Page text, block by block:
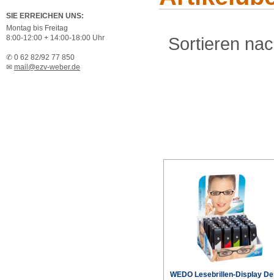
SIE ERREICHEN UNS:
Montag bis Freitag
8:00-12:00 + 14:00-18:00 Uhr
✆ 0 62 82/92 77 850
✉ mail@ezv-weber.de
Sortieren
WEDO Lesebrillen-Display